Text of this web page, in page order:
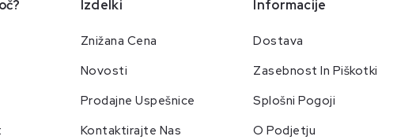
Izdelki
Znižana Cena
Novosti
Prodajne Uspešnice
Kontaktirajte Nas
Informacije
Dostava
Zasebnost In Piškotki
Splošni Pogoji
O Podjetju